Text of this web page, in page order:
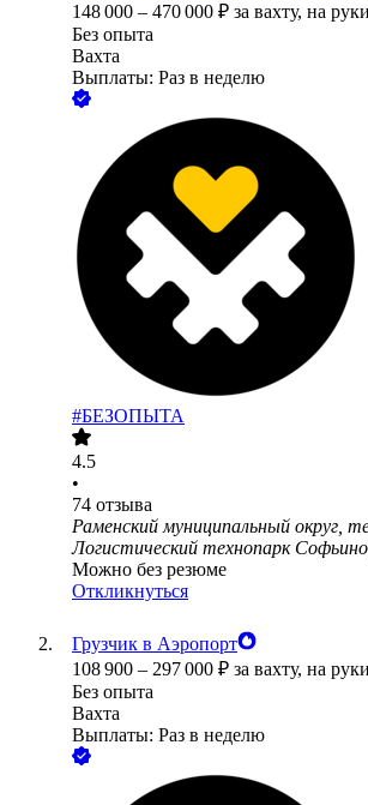
148 000 – 470 000 ₽ за вахту, на руки
Без опыта
Вахта
Выплаты: Раз в неделю
#БЕЗОПЫТА
4.5
•
74 отзыва
Раменский муниципальный округ,
Логистический технопарк
Можно без резюме
Откликнуться
Грузчик в Аэропорт
108 900 – 297 000 ₽ за вахту, на руки
Без опыта
Вахта
Выплаты: Раз в неделю